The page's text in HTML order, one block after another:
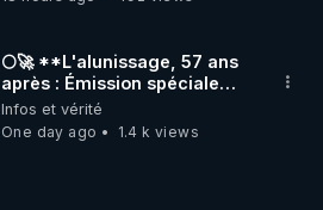
🌕🚀 **L'alunissage, 57 ans
après : Émission spéciale
avec John Doe !** 👨 🚀✨
Infos et vérité
One day ago
1.4 k views